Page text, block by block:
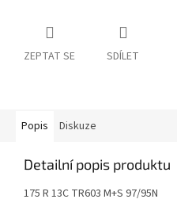
ZEPTAT SE SDÍLET
Popis Diskuze
Detailní popis produktu
175 R 13C TR603 M+S 97/95N